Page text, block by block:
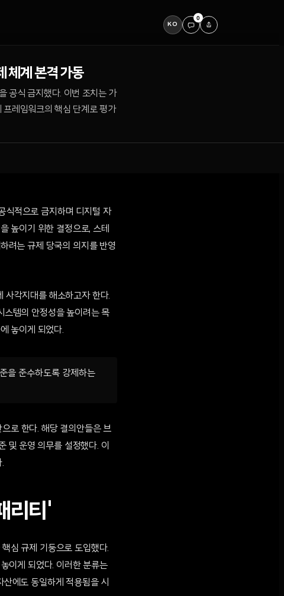
KO
0
체계 본격 가동
공식 금지했다. 이번 조치는 가
레임워크의 핵심 단계로 평가
적으로 금지하며 디지털 자
높이기 위한 결정으로, 스테
려는 규제 당국의 의지를 반영
사각지대를 해소하고자 한다.
스템의 안정성을 높이려는 목
놓이게 되었다.
을 준수하도록 강제하는
로 한다. 해당 결의안들은 브
및 운영 의무를 설정했다. 이
리티'
심 규제 기둥으로 도입했다.
이게 되었다. 이러한 분류는
에도 동일하게 적용됨을 시